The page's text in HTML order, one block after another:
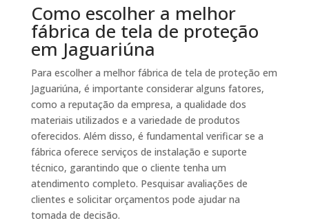
Como escolher a melhor
fábrica de tela de proteção
em Jaguariúna
Para escolher a melhor fábrica de tela de proteção em
Jaguariúna, é importante considerar alguns fatores,
como a reputação da empresa, a qualidade dos
materiais utilizados e a variedade de produtos
oferecidos. Além disso, é fundamental verificar se a
fábrica oferece serviços de instalação e suporte
técnico, garantindo que o cliente tenha um
atendimento completo. Pesquisar avaliações de
clientes e solicitar orçamentos pode ajudar na
tomada de decisão.